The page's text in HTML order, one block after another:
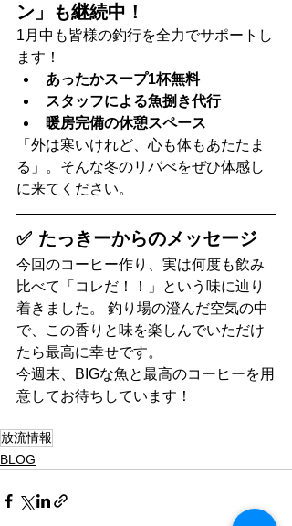
ン」も継続中！
1月中も皆様の釣行を全力でサポートし
ます！
あったかスープ1杯無料
スタッフによる魚捌き代行
暖房完備の休憩スペース
「外は寒いけれど、心も体もあたたま
る」。そんな冬のリバべをぜひ体感し
に来てください。
✅ たっきーからのメッセージ
今回のコーヒー作り、実は何度も飲み
比べて「コレだ！！」という味に辿り
着きました。 釣り場の澄んだ空気の中
で、この香りと味を楽しんでいただけ
たら最高に幸せです。
今週末、BIGな魚と最高のコーヒーを用
意してお待ちしています！
放流情報
BLOG